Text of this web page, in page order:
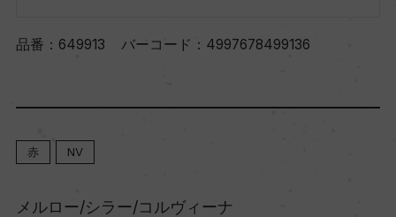
品番： 649913 バーコード： 4997678499136
赤 NV
メルロー/シラー/コルヴィーナ